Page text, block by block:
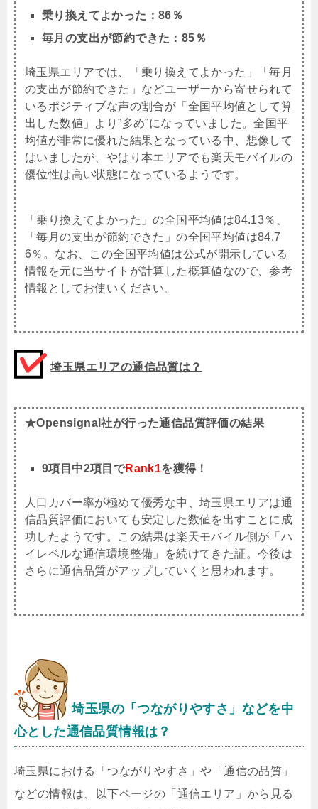
乗り換えてよかった：86％
毎月の支出が節約できた：85％
埼玉県エリアでは、「乗り換えてよかった」「毎月
の支出が節約できた」などユーザーから寄せられて
いるポジティブな声の割合が「全国平均値として算
出した数値」より”多め”になっていました。全国平
均値が非常に優れた結果となっている中、想像して
はいましたが、やはり本エリアでも楽天モバイルの
優位性は高い状態になっているようです。
「乗り換えてよかった」の全国平均値は84.13％、
「毎月の支出が節約できた」の全国平均値は84.7
6％。なお、この全国平均値は公式が開示している
情報を元に当サイトが計算した概算値なので、参考
情報としてお使いください。
埼玉県エリアの通信品質は？
★Opensignal社が行った通信品質評価の結果
9項目中2項目でRank1を獲得！
人口カバー率が極めて優秀な中、埼玉県エリアは通
信品質評価においても安定した数値を出すことに成
功したようです。この結果は楽天モバイル側が「ハ
イレベルな通信環境整備」を続けてきた証。今後は
さらに通信品質がアップしていくと思われます。
埼玉県の「つながりやすさ」などを中
心とした通信品質情報は？
埼玉県における「つながりやすさ」や「通信の品質」
などの情報は、以下ページの「通信エリア」から見る